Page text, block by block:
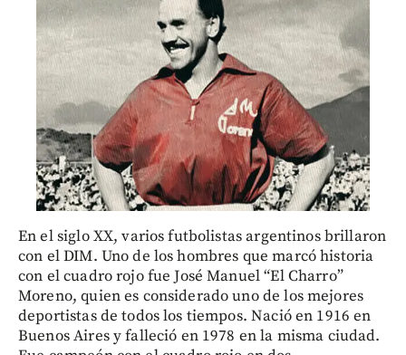
En el siglo XX, varios futbolistas argentinos brillaron
con el DIM. Uno de los hombres que marcó historia
con el cuadro rojo fue José Manuel “El Charro”
Moreno, quien es considerado uno de los mejores
deportistas de todos los tiempos. Nació en 1916 en
Buenos Aires y falleció en 1978 en la misma ciudad.